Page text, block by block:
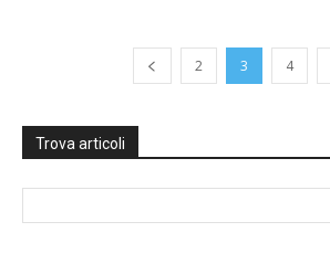
2 3 4
Trova articoli